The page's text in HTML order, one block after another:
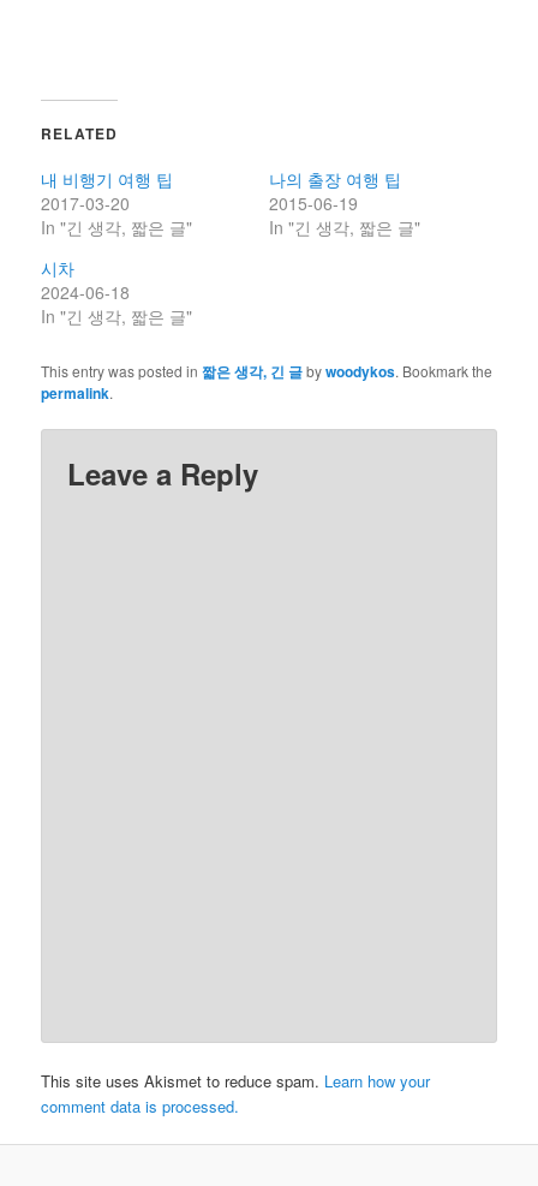
RELATED
내 비행기 여행 팁
2017-03-20
In "긴 생각, 짧은 글"
나의 출장 여행 팁
2015-06-19
In "긴 생각, 짧은 글"
시차
2024-06-18
In "긴 생각, 짧은 글"
This entry was posted in짧은 생각, 긴 글bywoodykos. Bookmark the
permalink.
Leave a Reply
This site uses Akismet to reduce spam. Learn how your
comment data is processed.